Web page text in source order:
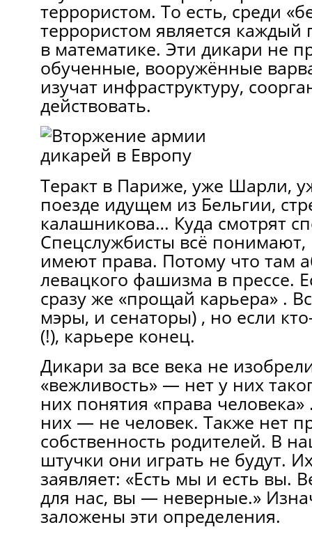
террористом. То есть, среди
террористом является
в математике. Эти дикари не
обученные, вооружённые
изучат инфраструктуру,
действовать.
Теракт в Париже, уже Шарли,
поезде идущем из Бельгии,
калашникова… Куда смотрят
Спецслужбисты всё понимают,
имеют права. Потому что там
левацкого фашизма в прессе.
сразу же «прощай карьера» .
мэры, и сенаторы) , но если
(!), карьере конец.
Дикари за все века не
«вежливость» — нет у них
них понятия «права
них — не человек. Также нет
собственность родителей. В
штучки они играть не будут.
заявляет: «Есть мы и есть вы.
для нас, вы — неверные.»
заложены эти определения.